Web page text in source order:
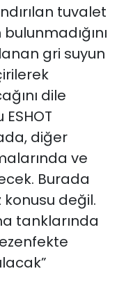
tuvalet
gri suyun
dile
diğer
ve
Burada
konusu değil.
tanklarında